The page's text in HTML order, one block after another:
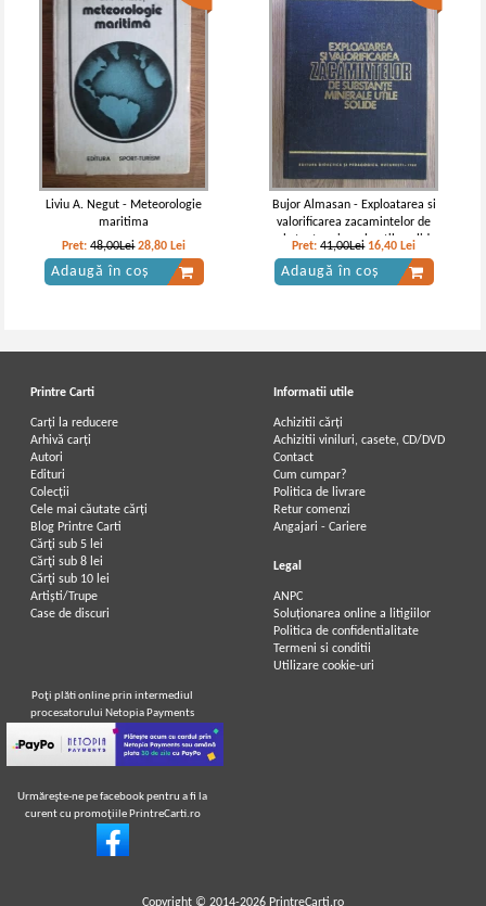
Liviu A. Negut - Meteorologie
maritima
Pret:48,00Lei 28,80 Lei
Adaugă în coș
Bujor Almasan - Exploatarea si
valorificarea zacamintelor de
substante minerale utile solide
Pret:41,00Lei 16,40 Lei
Adaugă în coș
Printre Carti
Carți la reducere
Arhivă carți
Autori
Edituri
Colecții
Cele mai căutate cărți
Blog Printre Carti
Cărţi sub 5 lei
Cărţi sub 8 lei
Cărţi sub 10 lei
Artiști/Trupe
Case de discuri
Informatii utile
Achizitii cărți
Achizitii viniluri, casete, CD/DVD
Contact
Cum cumpar?
Politica de livrare
Retur comenzi
Angajari - Cariere
Legal
ANPC
Soluționarea online a litigiilor
Politica de confidentialitate
Termeni si conditii
Utilizare cookie-uri
Poţi plăti online prin intermediul
procesatorului Netopia Payments
Urmăreşte-ne pe facebook pentru a fi la
curent cu promoţiile PrintreCarti.ro
Copyright © 2014-2026 PrintreCarti.ro